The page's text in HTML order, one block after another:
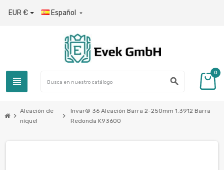
EUR € Español 
view_headline search
0
chevron_right
Aleación de
níquel
chevron_right
Invar® 36 Aleación Barra 2-250mm 1.3912 Barra
Redonda K93600